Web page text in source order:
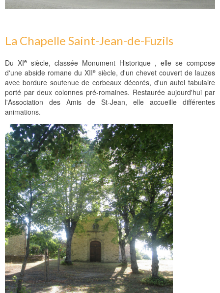
La Chapelle Saint-Jean-de-Fuzils
Du XIe siècle, classée Monument Historique , elle se compose
d'une abside romane du XIIe siècle, d'un chevet couvert de lauzes
avec bordure soutenue de corbeaux décorés, d'un autel tabulaire
porté par deux colonnes pré-romaines. Restaurée aujourd'hui par
l'Association des Amis de St-Jean, elle accueille différentes
animations.